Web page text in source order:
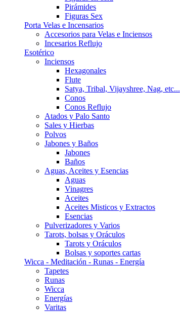
Pirámides
Figuras Sex
Porta Velas e Incensarios
Accesorios para Velas e Inciensos
Incesarios Reflujo
Esotérico
Inciensos
Hexagonales
Flute
Satya, Tribal, Vijayshree, Nag, etc...
Conos
Conos Reflujo
Atados y Palo Santo
Sales y Hierbas
Polvos
Jabones y Baños
Jabones
Baños
Aguas, Aceites y Esencias
Aguas
Vinagres
Aceites
Aceites Misticos y Extractos
Esencias
Pulverizadores y Varios
Tarots, bolsas y Oráculos
Tarots y Oráculos
Bolsas y soportes cartas
Wicca - Meditación - Runas - Energía
Tapetes
Runas
Wicca
Energías
Varitas